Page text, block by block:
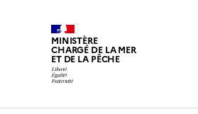
MINISTÈRE
CHARGÉ DE LA MER
ET DE LA PÊCHE